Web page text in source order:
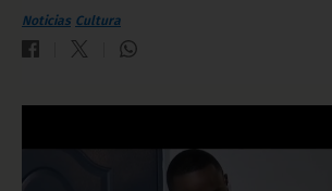
Noticias Cultura